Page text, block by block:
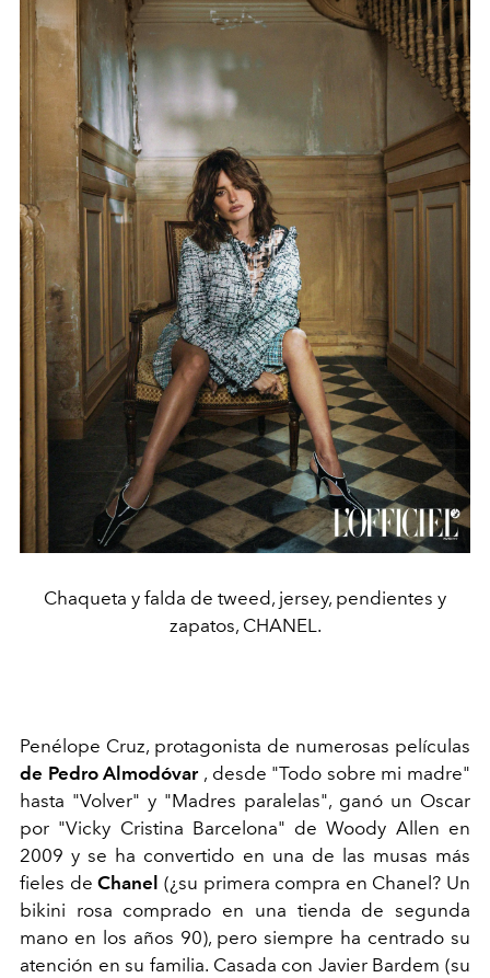
Chaqueta y falda de tweed, jersey, pendientes y
zapatos, CHANEL.
Penélope Cruz, protagonista de numerosas películas
de Pedro Almodóvar, desde "Todo sobre mi madre"
hasta "Volver" y "Madres paralelas", ganó un Oscar
por "Vicky Cristina Barcelona" de Woody Allen en
2009 y se ha convertido en una de las musas más
fieles deChanel (¿su primera compra en Chanel? Un
bikini rosa comprado en una tienda de segunda
mano en los años 90), pero siempre ha centrado su
atención en su familia. Casada con Javier Bardem (su